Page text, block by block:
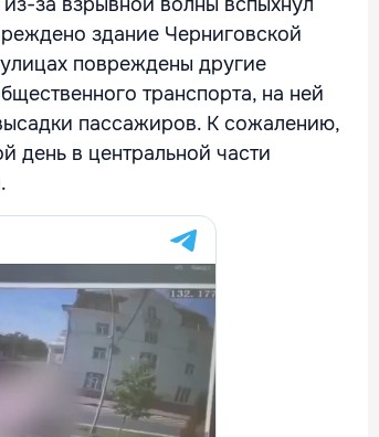
здание Черниговской
повреждены другие
транспорта, на ней
пассажиров. К сожалению,
день в центральной части